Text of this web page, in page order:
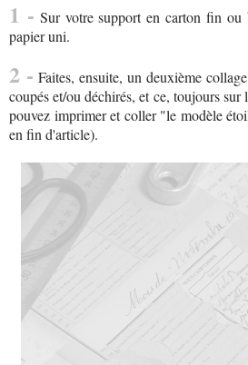
1 - Sur votre support en carton fin
papier uni.
2 - Faites, ensuite, un deuxième
coupés et/ou déchirés, et ce, toujours
pouvez imprimer et coller "le modèle
en fin d'article).